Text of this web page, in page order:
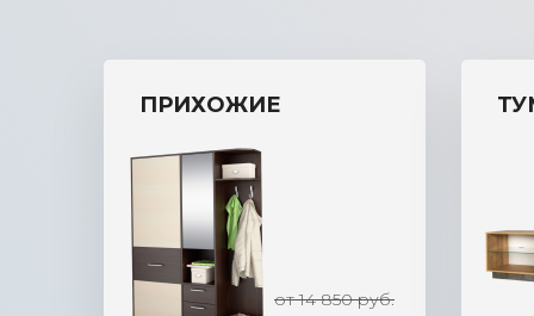
ПРИХОЖИЕ
от 14 850 руб.